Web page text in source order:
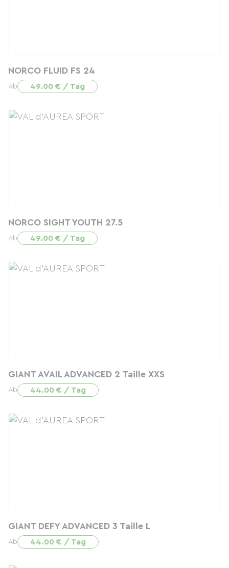
NORCO FLUID FS 24
Ab 49.00 € / Tag
NORCO SIGHT YOUTH 27.5
Ab 49.00 € / Tag
GIANT AVAIL ADVANCED 2 Taille XXS
Ab 44.00 € / Tag
GIANT DEFY ADVANCED 3 Taille L
Ab 44.00 € / Tag